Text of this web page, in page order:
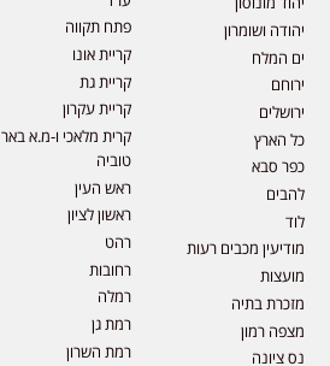
יהודה ושומרון
ים המלח
ירוחם
ירושלים
כל הארץ
כפר סבא
להבים
לוד
מודיעין מכבים רעות
מועצות
מזכרת בתיה
מצפה רמון
נס ציונה
פתח תקווה
קריית אונו
קריית גת
קריית עקרון
קרית מלאכי ו-מ.א באר
טוביה
ראש העין
ראשון לציון
רהט
רחובות
רמלה
רמת גן
רמת השרון